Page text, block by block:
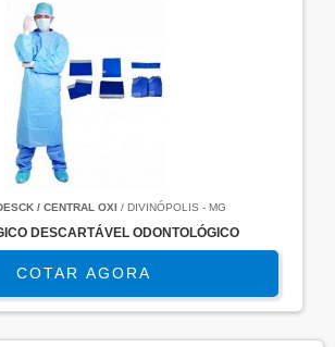
/ CENTRAL OXI/ DIVINÓPOLIS - MG
DESCARTÁVEL ODONTOLÓGICO
COTAR AGORA